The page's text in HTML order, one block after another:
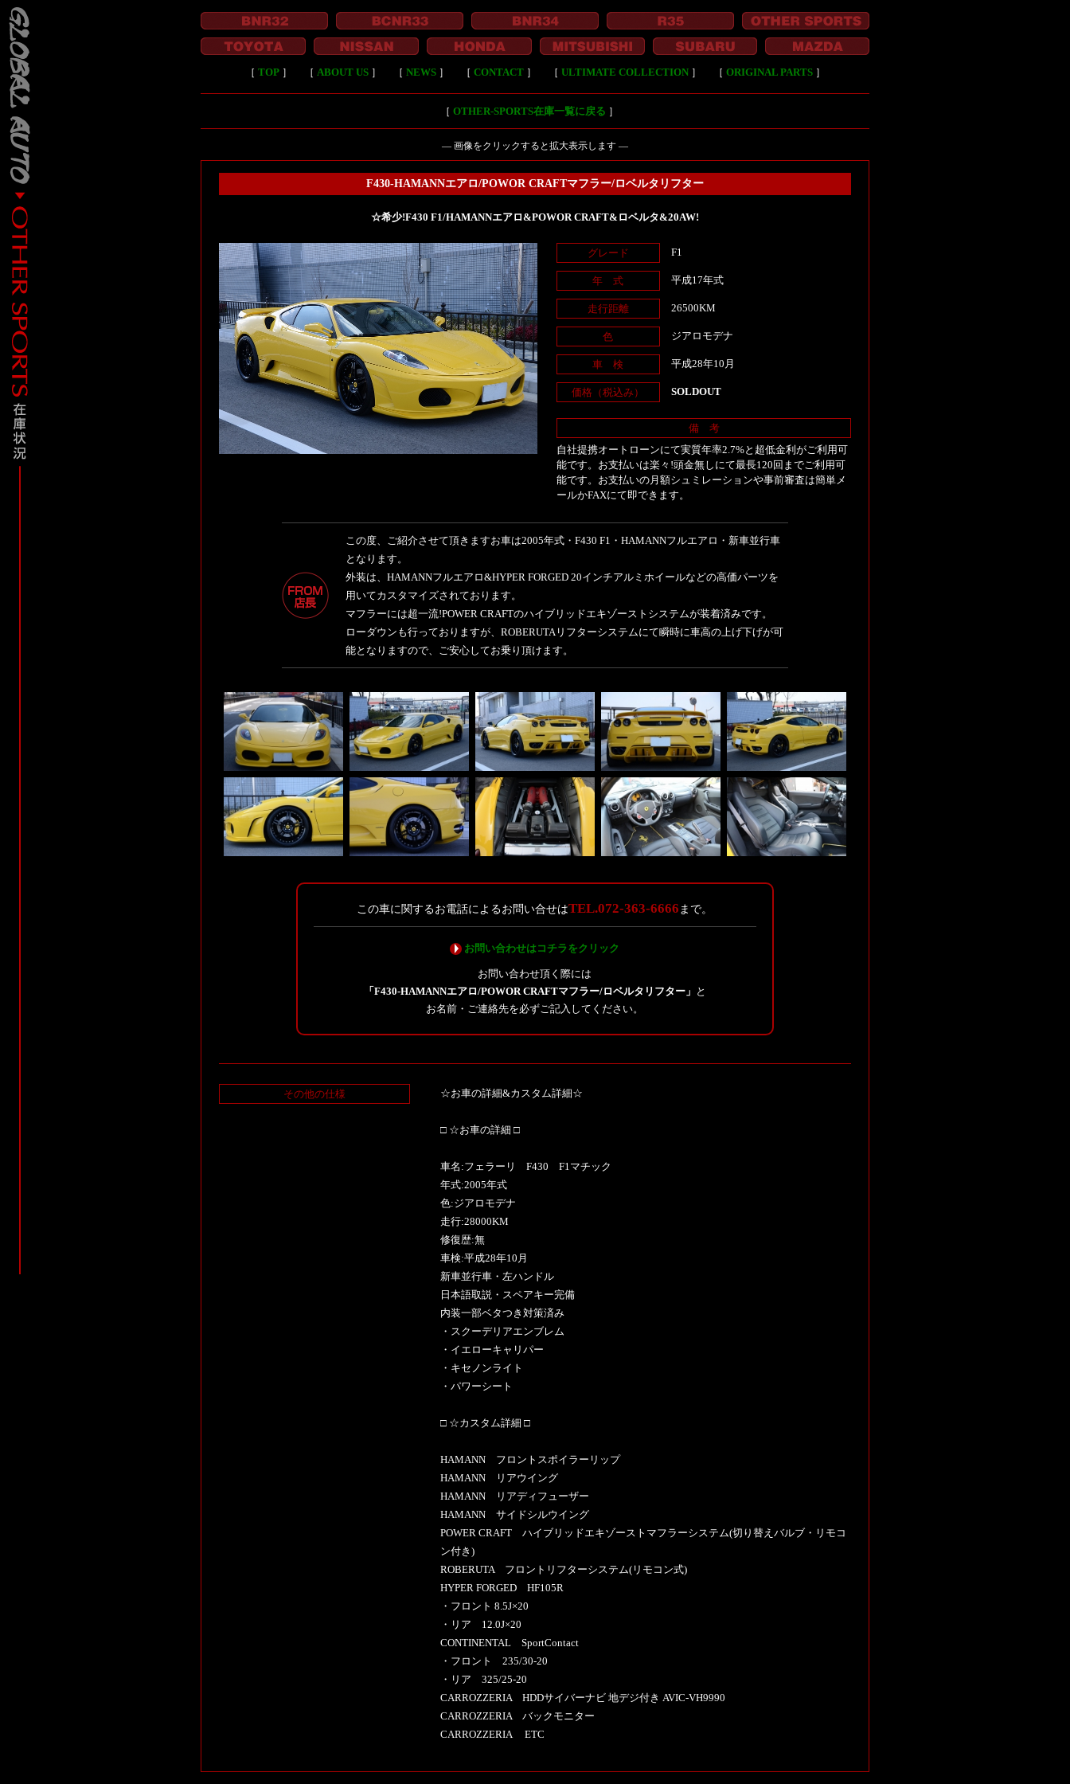
［ TOP］ ［ ABOUT US］ ［ NEWS］ ［ CONTACT］ ［ ULTIMATE COLLECTION］ ［ ORIGINAL PARTS］
［ OTHER-SPORTS在庫一覧に戻る ］
― 画像をクリックすると拡大表示します ―
F430-HAMANNエアロ/POWOR CRAFTマフラー/ロベルタリフター
☆希少!F430 F1/HAMANNエアロ&POWOR CRAFT&ロベルタ&20AW!
グレード F1
年 式 平成17年式
走行距離 26500KM
色 ジアロモデナ
車 検 平成28年10月
価格（税込み） SOLDOUT
備 考
自社提携オートローンにて実質年率2.7%と超低金利がご利用可
能です。お支払いは楽々!頭金無しにて最長120回までご利用可
能です。お支払いの月額シュミレーションや事前審査は簡単メ
ールかFAXにて即できます。
この度、ご紹介させて頂きますお車は2005年式・F430 F1・HAMANNフルエアロ・新車並行車
となります。
外装は、HAMANNフルエアロ&HYPER FORGED 20インチアルミホイールなどの高価パーツを
用いてカスタマイズされております。
マフラーには超一流!POWER CRAFTのハイブリッドエキゾーストシステムが装着済みです。
ローダウンも行っておりますが、ROBERUTAリフターシステムにて瞬時に車高の上げ下げが可
能となりますので、ご安心してお乗り頂けます。
この車に関するお電話によるお問い合せはTEL.072-363-6666 まで。
お問い合わせはコチラをクリック
お問い合わせ頂く際には
「F430-HAMANNエアロ/POWOR CRAFTマフラー/ロベルタリフター」 と
お名前・ご連絡先を必ずご記入してください。
その他の仕様 ☆お車の詳細&カスタム詳細☆
□ ☆お車の詳細 □
車名:フェラーリ F430 F1マチック
年式:2005年式
色:ジアロモデナ
走行:28000KM
修復歴:無
車検:平成28年10月
新車並行車・左ハンドル
日本語取説・スペアキー完備
内装一部ベタつき対策済み
・スクーデリアエンブレム
・イエローキャリパー
・キセノンライト
・パワーシート
□ ☆カスタム詳細 □
HAMANN フロントスポイラーリップ
HAMANN リアウイング
HAMANN リアディフューザー
HAMANN サイドシルウイング
POWER CRAFT ハイブリッドエキゾーストマフラーシステム(切り替えバルブ・リモコ
ン付き)
ROBERUTA フロントリフターシステム(リモコン式)
HYPER FORGED HF105R
・フロント 8.5J×20
・リア 12.0J×20
CONTINENTAL SportContact
・フロント 235/30-20
・リア 325/25-20
CARROZZERIA HDDサイバーナビ 地デジ付き AVIC-VH9990
CARROZZERIA バックモニター
CARROZZERIA ETC